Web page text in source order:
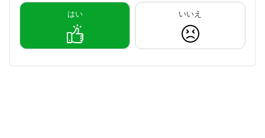
はい いいえ